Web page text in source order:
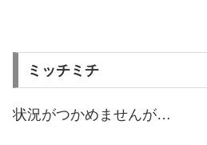
ミッチミチ
状況がつかめませんが…